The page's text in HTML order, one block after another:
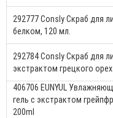
292777 Consly Скраб для
белком, 120 мл.
292784 Consly Скраб для
экстрактом грецкого
406706 EUNYUL
гель с экстрактом
200ml